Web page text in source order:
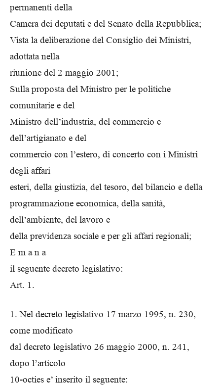
permanenti della
Camera dei deputati e del Senato della Repubblica;
Vista la deliberazione del Consiglio dei Ministri,
adottata nella
riunione del 2 maggio 2001;
Sulla proposta del Ministro per le politiche
comunitarie e del
Ministro dell’industria, del commercio e
dell’artigianato e del
commercio con l’estero, di concerto con i Ministri
degli affari
esteri, della giustizia, del tesoro, del bilancio e della
programmazione economica, della sanità,
dell’ambiente, del lavoro e
della previdenza sociale e per gli affari regionali;
E m a n a
il seguente decreto legislativo:
Art. 1.
1. Nel decreto legislativo 17 marzo 1995, n. 230,
come modificato
dal decreto legislativo 26 maggio 2000, n. 241,
dopo l’articolo
10-octies e’ inserito il seguente: